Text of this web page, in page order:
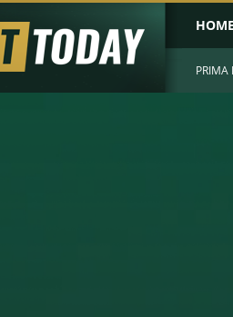
HOME
PRIMA